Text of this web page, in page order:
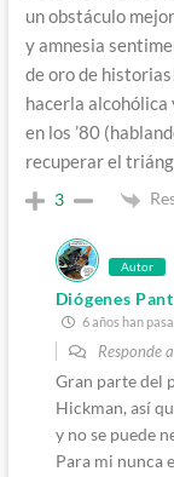
un obstáculo
y amnesia
de oro de
hacerla
en los ’80
recuperar el
3
Autor
Diógenes
6 años han
Responde a
Gran parte del
Hickman, así
y no se puede
Para mi nunca